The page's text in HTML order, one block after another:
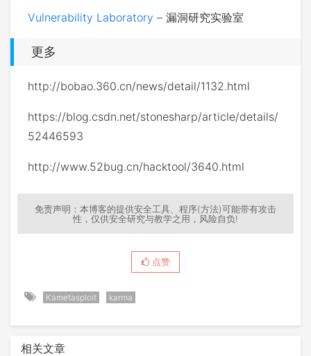
Vulnerability Laboratory – 漏洞研究实验室
更多
http://bobao.360.cn/news/detail/1132.html
https://blog.csdn.net/stonesharp/article/details/
52446593
http://www.52bug.cn/hacktool/3640.html
免责声明：本博客的提供安全工具、程序(方法)可能带有攻击
性，仅供安全研究与教学之用，风险自负!
点赞
Kametasploit karma
相关文章